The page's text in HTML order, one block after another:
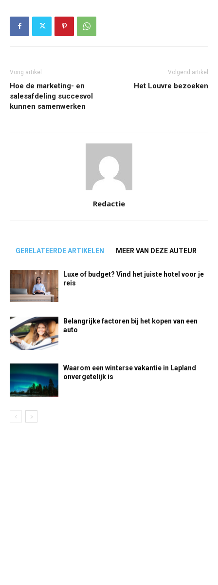
Vorig artikel
Hoe de marketing- en
salesafdeling succesvol
kunnen samenwerken
Volgend artikel
Het Louvre bezoeken
Redactie
GERELATEERDE ARTIKELEN MEER VAN DEZE AUTEUR
Luxe of budget? Vind het juiste hotel voor je
reis
Belangrijke factoren bij het kopen van een
auto
Waarom een winterse vakantie in Lapland
onvergetelijk is